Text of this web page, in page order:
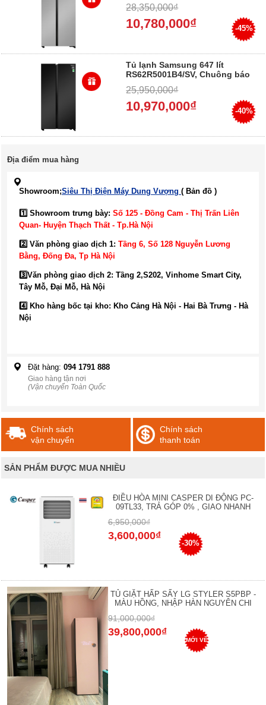
28,350,000₫
10,780,000₫ -45%
Tủ lạnh Samsung 647 lít
RS62R5001B4/SV, Chuông báo
củ quả, Viền tủ mỏng
SpaceMax tăng thêm không
gian lưu trữ thực phẩm
25,950,000₫
10,970,000₫ -40%
Địa điểm mua hàng
Showroom;Siêu Thị Điện Máy Dung Vượng ( Bản đồ )
1️⃣ Showroom trưng bày: Số 125 - Đồng Cam - Thị Trấn Liên
Quan- Huyện Thạch Thất - Tp.Hà Nội
2️⃣ Văn phòng giao dịch 1: Tầng 6, Số 128 Nguyễn Lương
Bằng, Đống Đa, Tp Hà Nội
3️⃣Văn phòng giao dịch 2: Tầng 2,S202, Vinhome Smart City,
Tây Mỗ, Đại Mỗ, Hà Nội
4️⃣ Kho hàng bốc tại kho: Kho Cảng Hà Nội - Hai Bà Trưng - Hà
Nội
Đặt hàng: 094 1791 888
Giao hàng tận nơi
(Vận chuyển Toàn Quốc
Chính sách
vận chuyển
Chính sách
thanh toán
SẢN PHẨM ĐƯỢC MUA NHIỀU
ĐIỀU HÒA MINI CASPER DI ĐỘNG PC-
09TL33, TRẢ GÓP 0% , GIAO NHANH
6,950,000₫
3,600,000₫
-30%
TỦ GIẶT HẤP SẤY LG STYLER S5PBP -
MÀU HỒNG, NHẬP HÀN NGUYÊN CHI
91,000,000₫
39,800,000₫
MỚI VỀ